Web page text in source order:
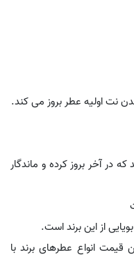
در آخر بروز کرده و ماندگار
از این برند است.
قیمت انواع عطرهای برند با